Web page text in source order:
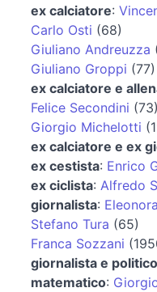
ex calciatore:
Carlo Osti (68)
Giuliano Andreuzza
Giuliano Groppi (77)
ex calciatore e
Felice Secondini (73)
Giorgio Michelotti
ex calciatore e ex
ex cestista: Enrico
ex ciclista: Alfredo
giornalista:
Stefano Tura (65)
Franca Sozzani
giornalista e politico
matematico: